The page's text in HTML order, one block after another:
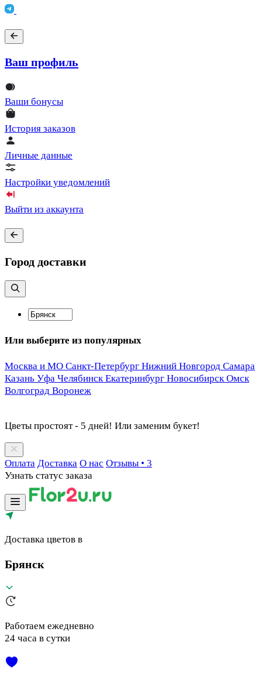
Ваш профиль
Ваши бонусы
История заказов
Личные данные
Настройки уведомлений
Выйти из аккаунта
Город доставки
Или выберите из популярных
Москва и МО Санкт-Петербург Нижний Новгород Самара
Казань Уфа Челябинск Екатеринбург Новосибирск Омск
Волгоград Воронеж
Цветы простоят - 5 дней! Или заменим букет!
Оплата Доставка О нас Отзывы • 3
Узнать статус заказа
Доставка цветов в
Брянск
Работаем ежедневно
24 часа в сутки